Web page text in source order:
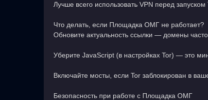
Лучше всего использовать VPN перед
Что делать, если Площадка ОМГ не работает?
Обновите актуальность ссылки — домены
Уберите JavaScript (в настройках Tor) — это
Включайте мосты, если Tor заблокирован в
Безопасность при работе с Площадка ОМГ